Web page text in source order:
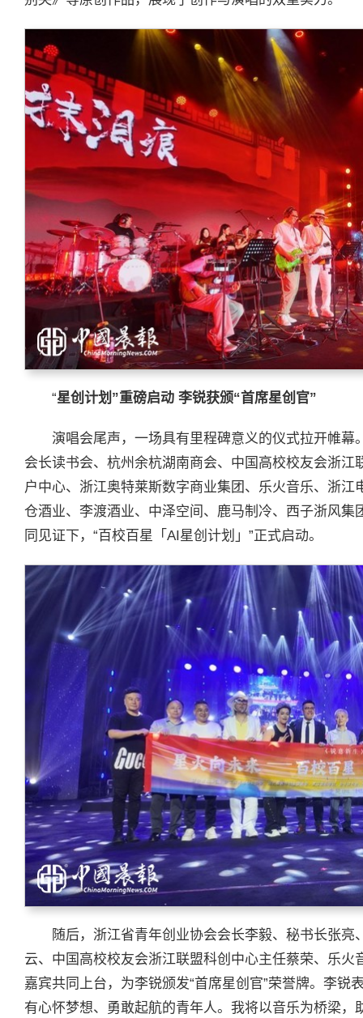
“星创计划”重磅启动 李锐获颁“首席星创官”
演唱会尾声，一场具有里程碑意义的仪式拉开帷
会长读书会、杭州余杭湖南商会、中国高校校友会浙
户中心、浙江奥特莱斯数字商业集团、乐火音乐、浙
仓酒业、李渡酒业、中泽空间、鹿马制冷、西子浙风
同见证下，“百校百星「AI星创计划」”正式启动。
随后，浙江省青年创业协会会长李毅、秘书长张
云、中国高校校友会浙江联盟科创中心主任蔡荣、乐
嘉宾共同上台，为李锐颁发“首席星创官”荣誉牌。李锐
有心怀梦想、勇敢起航的青年人。我将以音乐为桥梁，